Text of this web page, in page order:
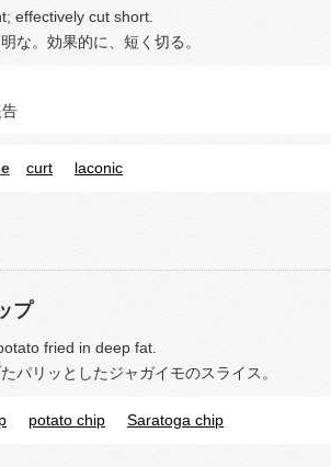
effectively cut short.
な。効果的に、短く切る。
curt laconic
プ
fried in deep fat.
パリッとしたジャガイモのスライス。
potato chip Saratoga chip